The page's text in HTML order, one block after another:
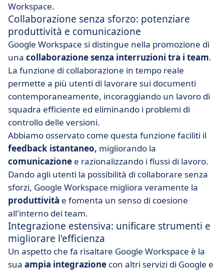
Workspace.
Collaborazione senza sforzo: potenziare
produttività e comunicazione
Google Workspace si distingue nella promozione di
una collaborazione senza interruzioni tra i team.
La funzione di collaborazione in tempo reale
permette a più utenti di lavorare sui documenti
contemporaneamente, incoraggiando un lavoro di
squadra efficiente ed eliminando i problemi di
controllo delle versioni.
Abbiamo osservato come questa funzione faciliti il
feedback istantaneo, migliorando la
comunicazione e razionalizzando i flussi di lavoro.
Dando agli utenti la possibilità di collaborare senza
sforzi, Google Workspace migliora veramente la
produttività e fomenta un senso di coesione
all'interno dei team.
Integrazione estensiva: unificare strumenti e
migliorare l'efficienza
Un aspetto che fa risaltare Google Workspace è la
sua ampia integrazione con altri servizi di Google e